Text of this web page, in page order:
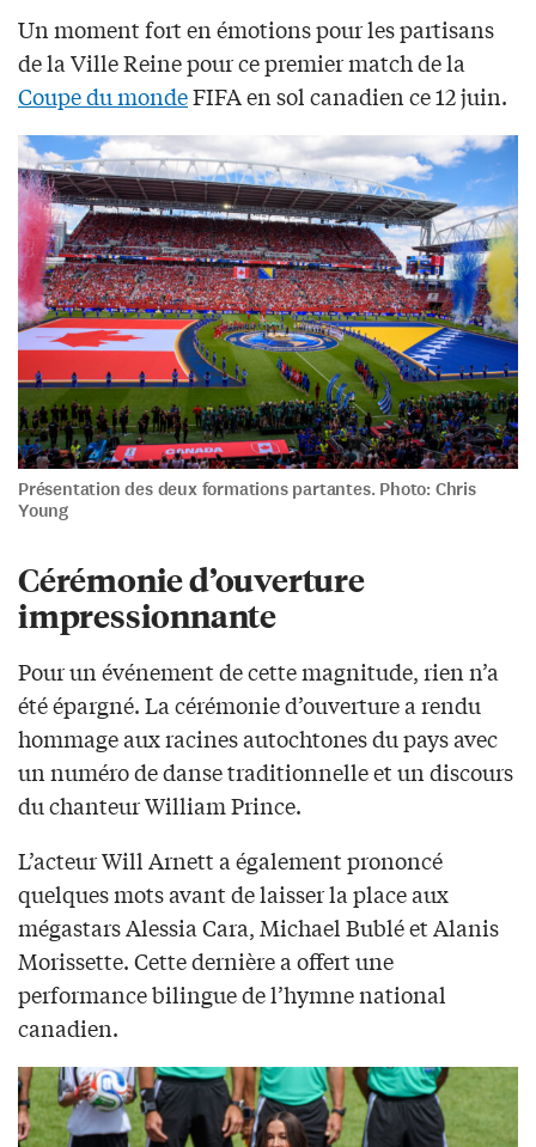
Un moment fort en émotions pour les partisans
de la Ville Reine pour ce premier match de la
Coupe du mondeFIFA en sol canadien ce 12 juin.
Présentation des deux formations partantes. Photo: Chris
Young
Cérémonie d’ouverture
impressionnante
Pour un événement de cette magnitude, rien n’a
été épargné. La cérémonie d’ouverture a rendu
hommage aux racines autochtones du pays avec
un numéro de danse traditionnelle et un discours
du chanteur William Prince.
L’acteur Will Arnett a également prononcé
quelques mots avant de laisser la place aux
mégastars Alessia Cara, Michael Bublé et Alanis
Morissette. Cette dernière a offert une
performance bilingue de l’hymne national
canadien.